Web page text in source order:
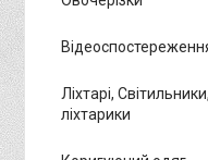
Ліхтарі,
ліхтарики